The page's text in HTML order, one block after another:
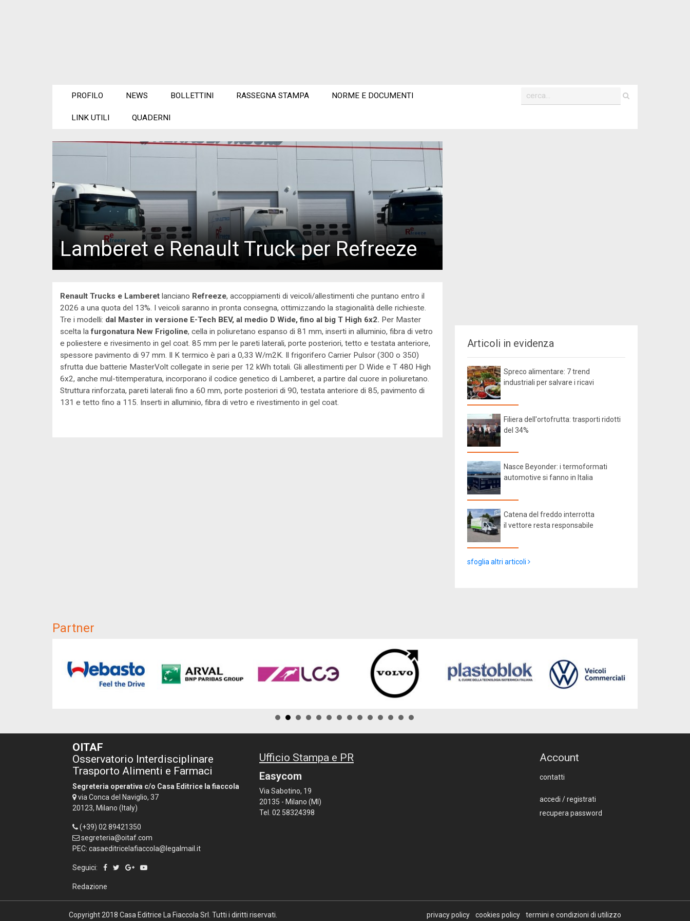
PROFILO NEWS BOLLETTINI RASSEGNA STAMPA NORME E DOCUMENTI
LINK UTILI QUADERNI
Lamberet e Renault Truck per Refreeze
Renault Trucks e Lamberet lanciano Refreeze, accoppiamenti di veicoli/allestimenti che puntano entro il
2026 a una quota del 13%. I veicoli saranno in pronta consegna, ottimizzando la stagionalità delle richieste.
Tre i modelli: dal Master in versione E-Tech BEV, al medio D Wide, fino al big T High 6x2. Per Master
scelta lafurgonatura New Frigoline, cella in poliuretano espanso di 81 mm, inserti in alluminio, fibra di vetro
e poliestere e rivesimento in gel coat. 85 mm per le pareti laterali, porte posteriori, tetto e testata anteriore,
spessore pavimento di 97 mm. Il K termico è pari a 0,33 W/m2K. Il frigorifero Carrier Pulsor (300 o 350)
sfrutta due batterie MasterVolt collegate in serie per 12 kWh totali. Gli allestimenti per D Wide e T 480 High
6x2, anche mul-titemperatura, incorporano il codice genetico di Lamberet, a partire dal cuore in poliuretano.
Struttura rinforzata, pareti laterali fino a 60 mm, porte posteriori di 90, testata anteriore di 85, pavimento di
131 e tetto fino a 115. Inserti in alluminio, fibra di vetro e rivestimento in gel coat.
Articoli in evidenza
Spreco alimentare: 7 trend
industriali per salvare i ricavi
Filiera dell'ortofrutta: trasporti ridotti
del 34%
Nasce Beyonder: i termoformati
automotive si fanno in Italia
Catena del freddo interrotta
il vettore resta responsabile
sfoglia altri articoli
Partner
OITAF
Osservatorio Interdisciplinare
Trasporto Alimenti e Farmaci
Segreteria operativa c/o Casa Editrice la fiaccola
via Conca del Naviglio, 37
20123, Milano (Italy)
(+39) 02 89421350
segreteria@oitaf.com
PEC: casaeditricelafiaccola@legalmail.it
Seguici:
Redazione
Ufficio Stampa e PR
Easycom
Via Sabotino, 19
20135 - Milano (MI)
Tel. 02 58324398
Account
contatti
accedi /registrati
recupera password
Copyright 2018 Casa Editrice La Fiaccola Srl . Tutti i diritti riservati. privacy policy cookies policy termini e condizioni di utilizzo